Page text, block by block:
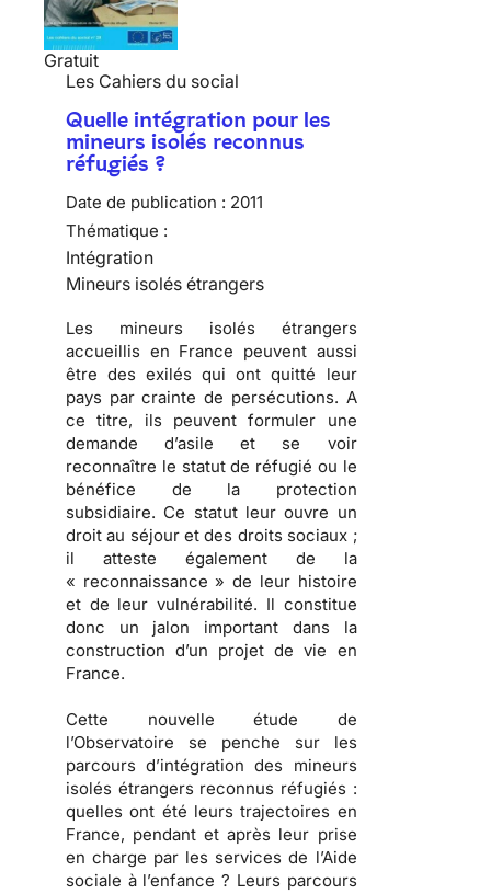
Gratuit
Les Cahiers du social
Quelle intégration pour les
mineurs isolés reconnus
réfugiés ?
Date de publication : 2011
Thématique :
Intégration
Mineurs isolés étrangers
Les mineurs isolés étrangers
accueillis en France peuvent aussi
être des exilés qui ont quitté leur
pays par crainte de persécutions. A
ce titre, ils peuvent formuler une
demande d’asile et se voir
reconnaître le statut de réfugié ou le
bénéfice de la protection
subsidiaire. Ce statut leur ouvre un
droit au séjour et des droits sociaux ;
il atteste également de la
« reconnaissance » de leur histoire
et de leur vulnérabilité. Il constitue
donc un jalon important dans la
construction d’un projet de vie en
France.
Cette nouvelle étude de
l’Observatoire se penche sur les
parcours d’intégration des mineurs
isolés étrangers reconnus réfugiés :
quelles ont été leurs trajectoires en
France, pendant et après leur prise
en charge par les services de l’Aide
sociale à l’enfance ? Leurs parcours